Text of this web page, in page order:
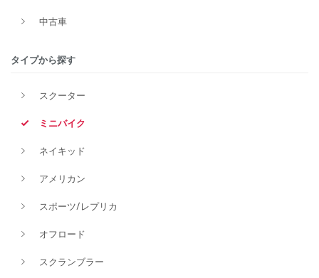
中古車
タイプから探す
スクーター
ミニバイク
ネイキッド
アメリカン
スポーツ/レプリカ
オフロード
スクランブラー
価格